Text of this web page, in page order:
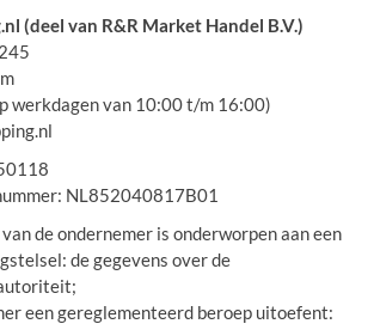
(deel van R&R Market Handel B.V.)
werkdagen van 10:00 t/m 16:00)
NL852040817B01
de ondernemer is onderworpen aan een
de gegevens over de
een gereglementeerd beroep uitoefent: